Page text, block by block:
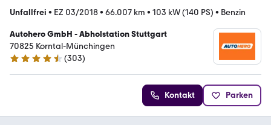
Unfallfrei • EZ 03/2018• 66.007 km • 103 kW (140 PS) • Benzin
Autohero GmbH - Abholstation Stuttgart
70825 Korntal-Münchingen
4.4 Sterne
(303)
Kontakt Parken